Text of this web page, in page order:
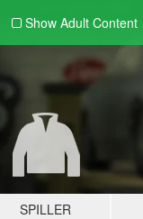
Show Adult Content
SPILLER